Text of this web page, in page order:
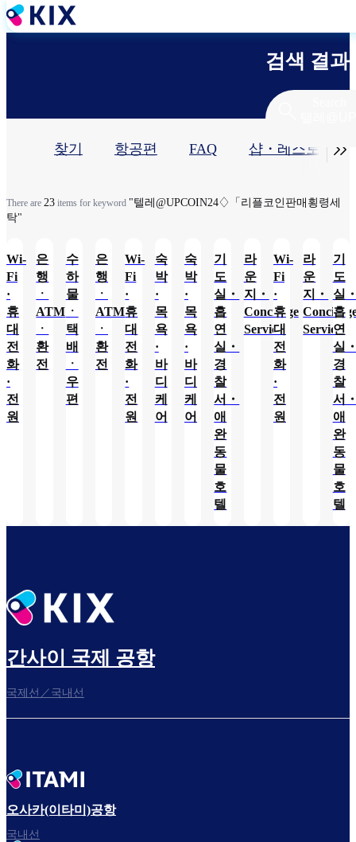
주
요
검색 결과
탭
찾기 항공편 FAQ 샵・레스토랑​ 
There are 23 items for keyword "텔레@UPCOIN24♢「리플코인판매횡령세
탁"
Wi-
Fi
·
휴
대
전
화
·
전
원
은
행
ㆍ
ATM
ㆍ
환
전
수
하
물
ㆍ
택
배
ㆍ
우
편
은
행
ㆍ
ATM
ㆍ
환
전
Wi-
Fi
·
휴
대
전
화
·
전
원
숙
박
·
목
욕
·
바
디
케
어
숙
박
·
목
욕
·
바
디
케
어
기
도
실・
흡
연
실・
경
찰
서・
애
완
동
물
호
텔
라
운
지・
Concierge
Service
Wi-
Fi
·
휴
대
전
화
·
전
원
라
운
지・
Service
기
도
실
흡
연
실
경
찰
서
애
완
동
물
호
텔
간사이 국제 공항
국제선／국내선
오사카(이타미)공항
국내선